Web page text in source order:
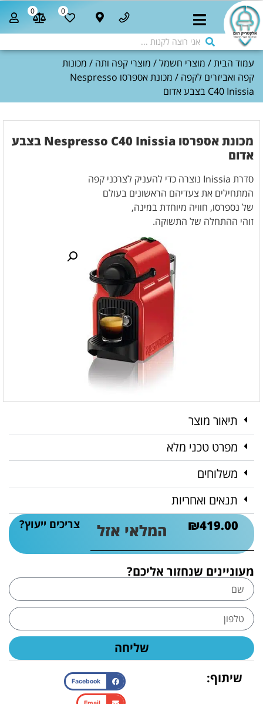
0
0
עמוד הבית/ מוצרי חשמל/ מוצרי קפה ותה / מכונות
קפה ואביזרים לקפה
/ מכונת אספרסו Nespresso
C40 Inissia בצבע אדום
תיאור מוצר
מפרט טכני מלא
משלוחים
תנאים ואחריות
₪419.00 המלאי אזל צריכים ייעוץ?
מעוניינים שנחזור אליכם?
שליחה
שיתוף:
Facebook
מכונת אספרסו Nespresso C40 Inissia בצבע
אדום
סדרת Inissia נוצרה כדי להעניק לצרכני קפה
המתחילים את צעדיהם הראשונים בעולם
של נספרסו, חוויה מיוחדת במינה,
זוהי ההתחלה של התשוקה.